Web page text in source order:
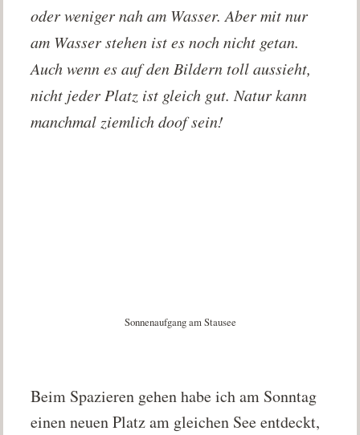
oder weniger nah am Wasser. Aber mit nur
am Wasser stehen ist es noch nicht getan.
Auch wenn es auf den Bildern toll aussieht,
nicht jeder Platz ist gleich gut. Natur kann
manchmal ziemlich doof sein!
Sonnenaufgang am Stausee
Beim Spazieren gehen habe ich am Sonntag
einen neuen Platz am gleichen See entdeckt,